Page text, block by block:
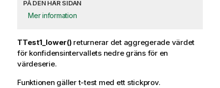
PÅ DEN HÄR SIDAN
Mer information
TTest1_lower()returnerar det aggregerade värdet
för konfidensintervallets nedre gräns för en
värdeserie.
Funktionen gäller t-test med ett stickprov.